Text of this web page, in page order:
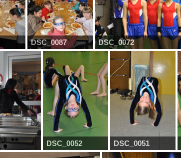
DSC_0087 DSC_0072
DSC_0052 DSC_0051